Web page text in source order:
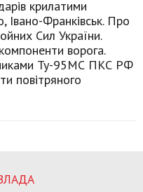
крилатими
Івано-Франківськ. Про
Сил України.
ворога.
Ту-95МС ПКС РФ
повітряного